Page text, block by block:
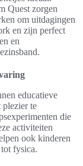
Quest zorgen
om uitdagingen
en zijn perfect
en
educatieve
plezier te
die
activiteiten
ook kinderen
fysica.